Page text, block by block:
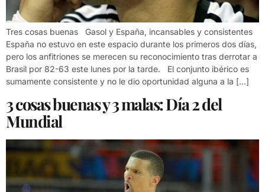
Tres cosas buenas Gasol y España, incansables y consistentes
España no estuvo en este espacio durante los primeros dos días,
pero los anfitriones se merecen su reconocimiento tras derrotar a
Brasil por 82-63 este lunes por la tarde. El conjunto ibérico es
sumamente consistente y no le dio oportunidad alguna a la […]
3 cosas buenas y 3 malas: Día 2 del
Mundial